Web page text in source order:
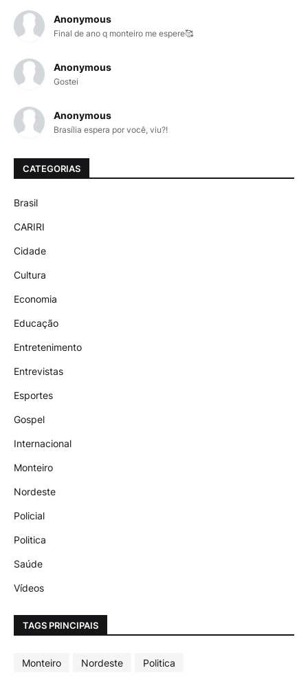
Anonymous
Final de ano q monteiro me espere🥰
Anonymous
Gostei
Anonymous
Brasília espera por você, viu?!
CATEGORIAS
Brasil
CARIRI
Cidade
Cultura
Economia
Educação
Entretenimento
Entrevistas
Esportes
Gospel
Internacional
Monteiro
Nordeste
Policial
Politica
Saúde
Vídeos
TAGS PRINCIPAIS
Monteiro Nordeste Politica